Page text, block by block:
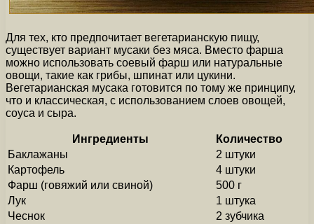
Для тех, кто предпочитает вегетарианскую пищу,
существует вариант мусаки без мяса. Вместо фарша
можно использовать соевый фарш или натуральные
овощи, такие как грибы, шпинат или цукини.
Вегетарианская мусака готовится по тому же принципу,
что и классическая, с использованием слоев овощей,
соуса и сыра.
Ингредиенты
Количество
Баклажаны
2 штуки
Картофель
4 штуки
Фарш (говяжий или свиной)
500 г
Лук
1 штука
Чеснок
2 зубчика